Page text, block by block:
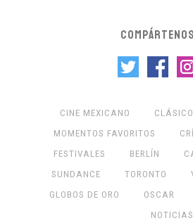
COMPÁRTENOS
CINE MEXICANO
MOMENTOS FAVORITOS
FESTIVALES
BERLÍN
SUNDANCE
TORONTO
GLOBOS DE ORO
OSCAR
NOTICIAS